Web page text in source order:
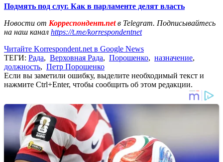
Подмять под слуг. Как в парламенте делят власть
Новости от Корреспондент.netв Telegram. Подписывайтесь
на наш канал https://t.me/korrespondentnet
Читайте Korrespondent.net в Google News
ТЕГИ: Рада, Верховная Рада, Порошенко, назначение,
должность, Петр Порошенко
Если вы заметили ошибку, выделите необходимый текст и
нажмите Ctrl+Enter, чтобы сообщить об этом редакции.